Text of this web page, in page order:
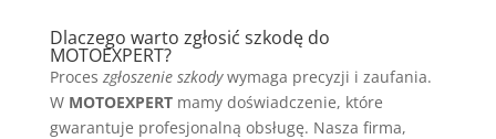
Dlaczego warto zgłosić szkodę do
MOTOEXPERT?
Proces zgłoszenie szkodywymaga precyzji i zaufania.
W MOTOEXPERTmamy doświadczenie, które
gwarantuje profesjonalną obsługę. Nasza firma,